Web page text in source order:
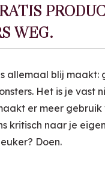
WEG.
allemaal blij maakt:
Het is je vast
er meer
kritisch naar je
Doen.